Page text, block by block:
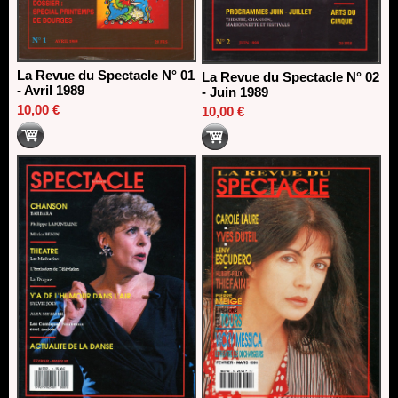
La Revue du Spectacle N° 01
- Avril 1989
10,00 €
La Revue du Spectacle N° 02
- Juin 1989
10,00 €